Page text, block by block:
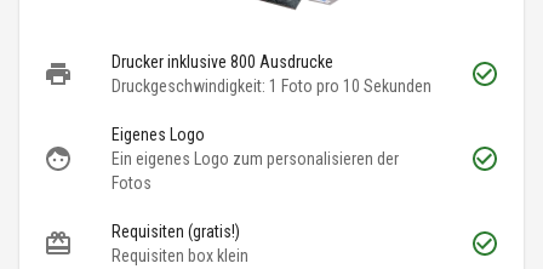
Drucker inklusive 800 Ausdrucke
Druckgeschwindigkeit: 1 Foto pro 10 Sekunden
Eigenes Logo
Ein eigenes Logo zum personalisieren der
Fotos
Requisiten (gratis!)
Requisiten box klein